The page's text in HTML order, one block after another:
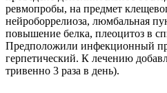
ревмопробы, на предмет
нейроборрелиоза, люмбальная
повышение белка, плеоцитоз в
Предположили инфекционный
герпетический. К лечению
тривенно 3 раза в день).